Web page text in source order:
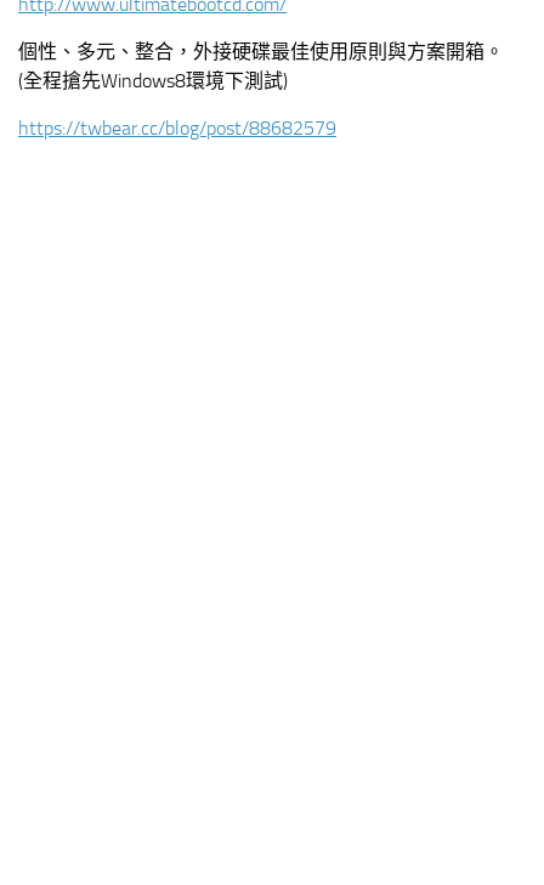
個性、多元、整合，外接硬碟最佳使用原則與方案開箱。
(全程搶先Windows8環境下測試)
https://twbear.cc/blog/post/88682579